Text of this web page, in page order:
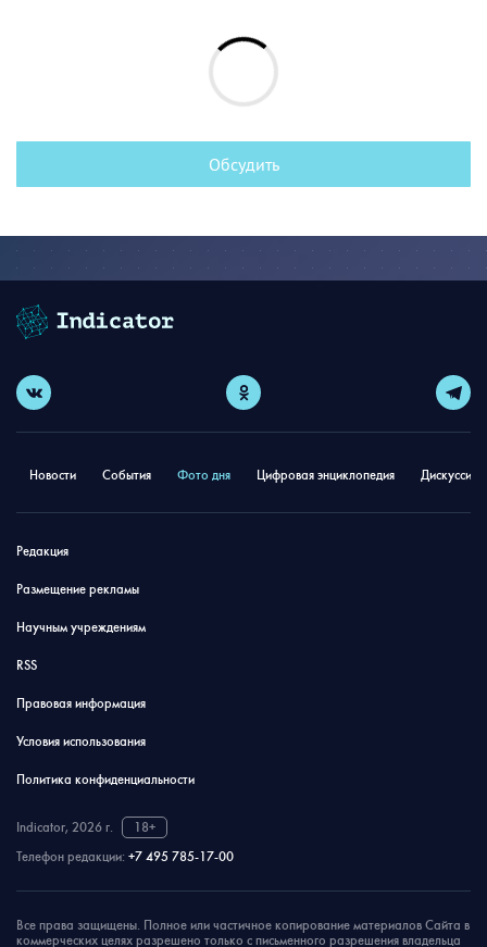
Обсудить
Новости События Фото дня Цифровая энциклопедия
Редакция
Размещение рекламы
Научным учреждениям
RSS
Правовая информация
Условия использования
Политика конфиденциальности
Indicator, 2026 г.
18+
Телефон редакции: +7 495 785-17-00
Все права защищены. Полное или частичное копирование материалов Сайта в
коммерческих целях разрешено только с письменного разрешения владельца